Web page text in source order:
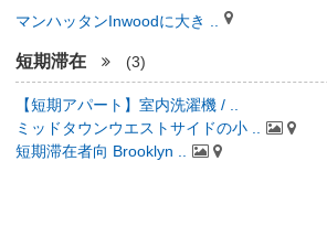
マンハッタンInwoodに大き ..
短期滞在 (3)
【短期アパート】室内洗濯機 / ..
ミッドタウンウエストサイドの小 ..
短期滞在者向 Brooklyn ..